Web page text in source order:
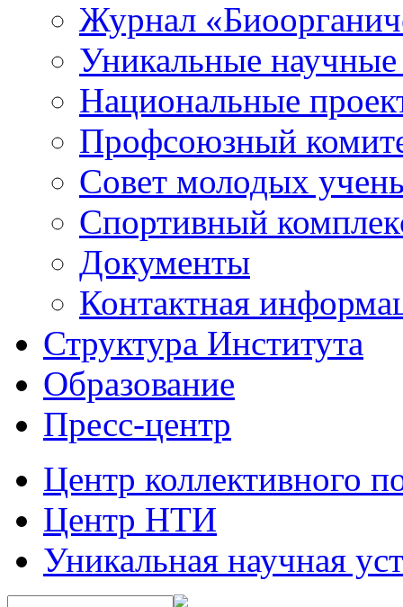
Журнал
Уникальные научные
Национальные
Профсоюзный
Совет молодых
Спортивный
Документы
Контактная
Структура Института
Образование
Пресс-центр
Центр коллективного
Центр НТИ
Уникальная научная